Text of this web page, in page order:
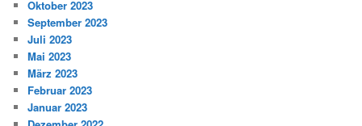
Oktober 2023
September 2023
Juli 2023
Mai 2023
März 2023
Februar 2023
Januar 2023